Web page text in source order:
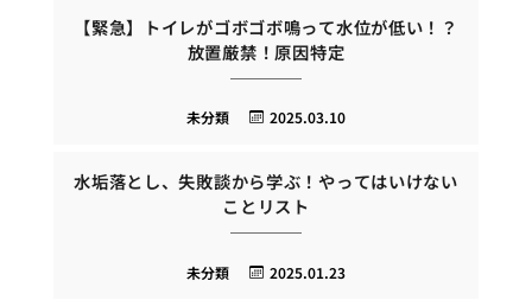
【緊急】トイレがゴボゴボ鳴って水位が低い！？
放置厳禁！原因特定
2025.03.10
未分類
水垢落とし、失敗談から学ぶ！やってはいけない
ことリスト
2025.01.23
未分類